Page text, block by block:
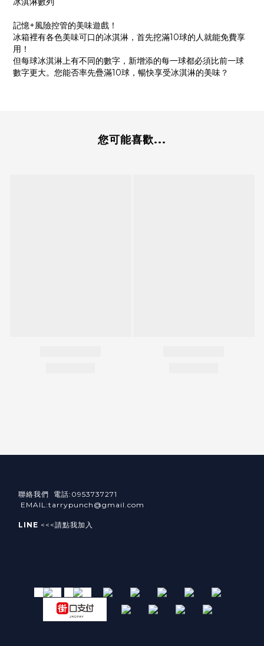
記憶+風險控管的美味遊戲！‍
冰箱裡有各色美味可口的冰淇淋，首先挖滿10球的人就能免費享
用！
但每球冰淇淋上有不同的數字，新增添的每一球都必須比前一球
數字更大。您能否率先疊滿10球，暢快享受冰淇淋的美味？
您可能喜歡...
聯絡我們 電話:0953737271
EMAIL:tarrypunch@gmail.com
LINE <<<請點我加入